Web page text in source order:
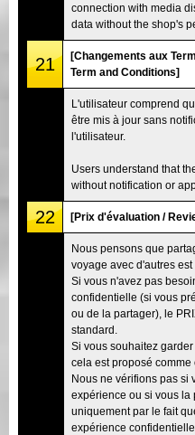
connection with media
data without the shop's
21
[Changements aux
Term and Conditions]
L'utilisateur comprend
être mis à jour sans
l'utilisateur.
Users understand that
without notification or
22 [Prix d'évaluation /
Nous pensons que
voyage avec d'autres
Si vous n'avez pas
confidentielle (si vous
ou de la partager), le
standard.
Si vous souhaitez
cela est proposé comme
Nous ne vérifions pas si
expérience ou si vous la
uniquement par le fait
expérience confidentielle.